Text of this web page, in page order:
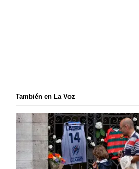
También en La Voz